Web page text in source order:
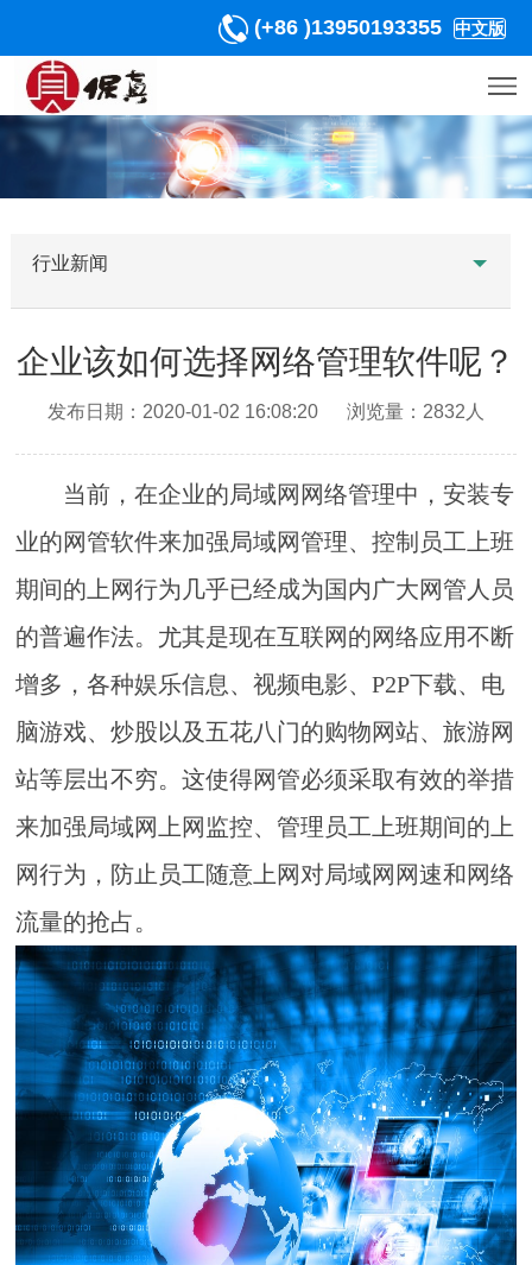
(+86 )13950193355 中文版
行业新闻
企业该如何选择网络管理软件呢？
发布日期：2020-01-02 16:08:20 浏览量：2832人
当前，在企业的局域网网络管理中，安装专
业的网管软件来加强局域网管理、控制员工上班
期间的上网行为几乎已经成为国内广大网管人员
的普遍作法。尤其是现在互联网的网络应用不断
增多，各种娱乐信息、视频电影、P2P下载、电
脑游戏、炒股以及五花八门的购物网站、旅游网
站等层出不穷。这使得网管必须采取有效的举措
来加强局域网上网监控、管理员工上班期间的上
网行为，防止员工随意上网对局域网网速和网络
流量的抢占。